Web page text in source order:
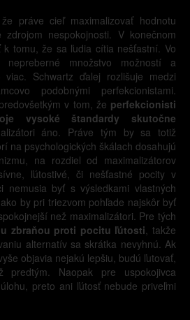
práve cieľ maximalizovať hodnotu
nespokojnosti. V konečnom
tomu, že sa ľudia cítia nešťastní. Vo
nepreberné množstvo možností a
Schwartz ďalej rozlišuje medzi
podobnými perfekcionistami.
v tom, že perfekcionisti
vysoké štandardy skutočne
áno. Práve tým by sa totiž
na psychologických škálach dosahujú
na rozdiel od maximalizátorov
ľútostivé, či nešťastné pocity v
nemusia byť s výsledkami vlastných
by pri triezvom pohľade najskôr byť
než maximalizátori. Pre tých
zbraňou proti pocitu ľútosti, takže
alternatív sa skrátka nevyhnú. Ak
objavia nejakú lepšiu, budú ľutovať,
Naopak pre uspokojivca
preto ani ľútosť nebude priveľmi